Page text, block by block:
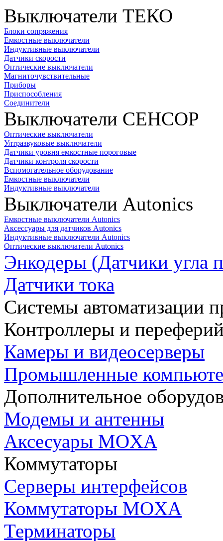
Выключатели ТЕКО
Блоки сопряжения
Емкостные выключатели
Индуктивные выключатели
Датчики скорости
Оптические выключатели
Магниточувствительные
Приборы
Приспособления
Соединители
Выключатели СЕНСОР
Оптические выключатели
Ултразвуковые выключатели
Датчики уровня емкостные пороговые
Датчики контроля скорости
Вспомогательное оборудование
Емкостные выключатели
Индуктивные выключатели
Выключатели Autonics
Емкостные выключатели Autonics
Аксессуары для датчиков Autonics
Индуктивные выключатели Autonics
Оптические выключатели Autonics
Энкодеры (Датчики угла
Датчики тока
Системы автоматизации
Контроллеры и
Камеры и видеосерверы
Промышленные
Дополнительное
Модемы и антенны
Аксесуары MOXA
Коммутаторы
Серверы интерфейсов
Коммутаторы MOXA
Терминаторы